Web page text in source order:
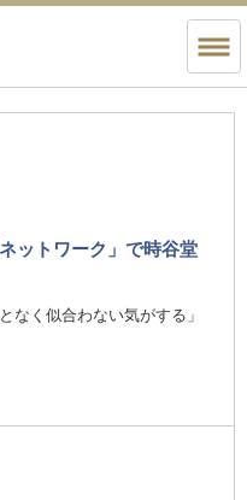
ットワーク」で時谷堂
なく似合わない気がする」